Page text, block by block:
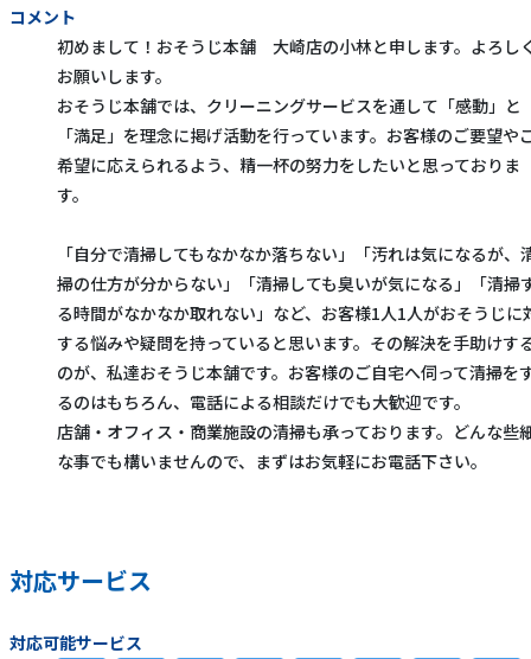
コメント
初めまして！おそうじ本舗 大崎店の小林と申します。よろし
お願いします。
おそうじ本舗では、クリーニングサービスを通して「感動」と
「満足」を理念に掲げ活動を行っています。お客様のご要望や
希望に応えられるよう、精一杯の努力をしたいと思っておりま
す。
「自分で清掃してもなかなか落ちない」「汚れは気になるが、
掃の仕方が分からない」「清掃しても臭いが気になる」「清掃
る時間がなかなか取れない」など、お客様1人1人がおそうじに
する悩みや疑問を持っていると思います。その解決を手助けす
のが、私達おそうじ本舗です。お客様のご自宅へ伺って清掃を
るのはもちろん、電話による相談だけでも大歓迎です。
店舗・オフィス・商業施設の清掃も承っております。どんな些
な事でも構いませんので、まずはお気軽にお電話下さい。
対応サービス
対応可能サービス